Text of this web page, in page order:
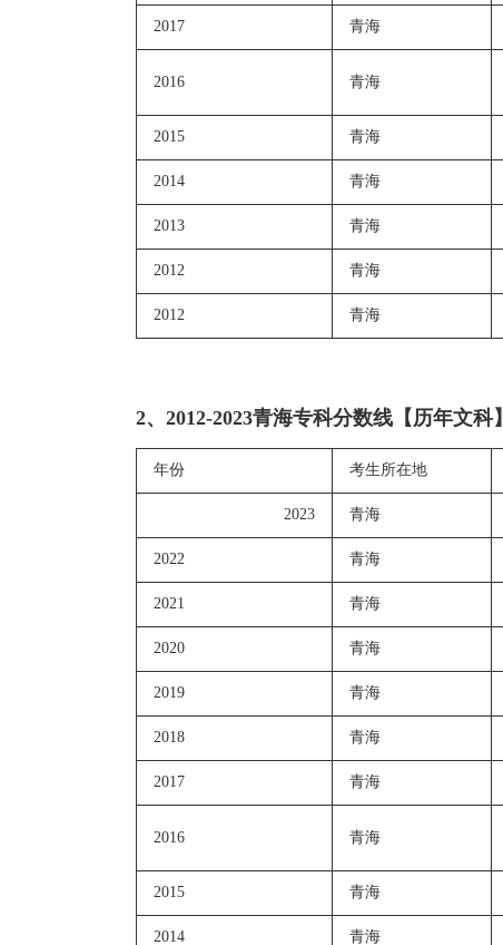
2017 青海
2016 青海
2015 青海
2014 青海
2013 青海
2012 青海
2012 青海
2、2012-2023青海专科分数线【历年文科】
年份 考生所在地
2023 青海
2022 青海
2021 青海
2020 青海
2019 青海
2018 青海
2017 青海
2016 青海
2015 青海
2014 青海